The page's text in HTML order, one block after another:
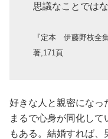
ゲーム
思議なことでは
『定本 伊藤野枝全
著,171頁
好きな人と親密になっ
まるで心身が同化し
もある。結婚すれば